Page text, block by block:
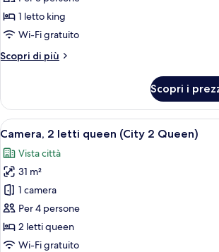
1
letto
(Waterfront
1 letto king
Wi-Fi gratuito
Scopri di più
Altri
1
letto
king
King)
Scopri i
Apri
tutte
le
foto
per
Camera,
2
letti
Una camera
5
Camera, 2 letti queen (City 2 Queen)
Vista città
31 m²
1 camera
Per 4 persone
2 letti queen
Wi-Fi gratuito